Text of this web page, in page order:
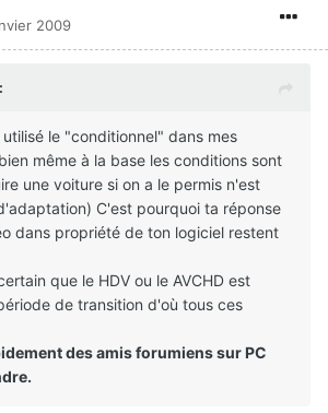
2009
le "conditionnel" dans mes
même à la base les conditions sont
une voiture si on a le permis n'est
C'est pourquoi ta réponse
dans propriété de ton logiciel restent
que le HDV ou le AVCHD est
de transition d'où tous ces
des amis forumiens sur PC